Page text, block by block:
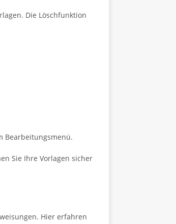
Die Löschfunktion
Bearbeitungsmenü.
Sie Ihre Vorlagen sicher
Hier erfahren